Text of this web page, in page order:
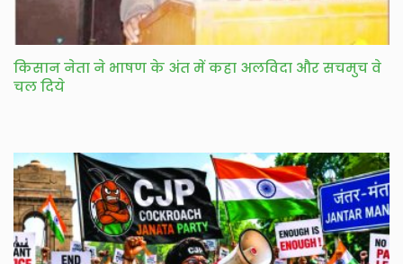
किसान नेता ने भाषण के अंत में कहा अलविदा और सचमुच वे
चल दिये